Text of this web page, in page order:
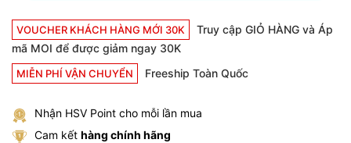
VOUCHER KHÁCH HÀNG MỚI 30K
Truy cập GIỎ HÀNG và Áp
mã MOI để được giảm ngay 30K
MIỄN PHÍ VẬN CHUYỂN Freeship Toàn Quốc
Nhận HSV Point cho mỗi lần mua
Cam kết hàng chính hãng